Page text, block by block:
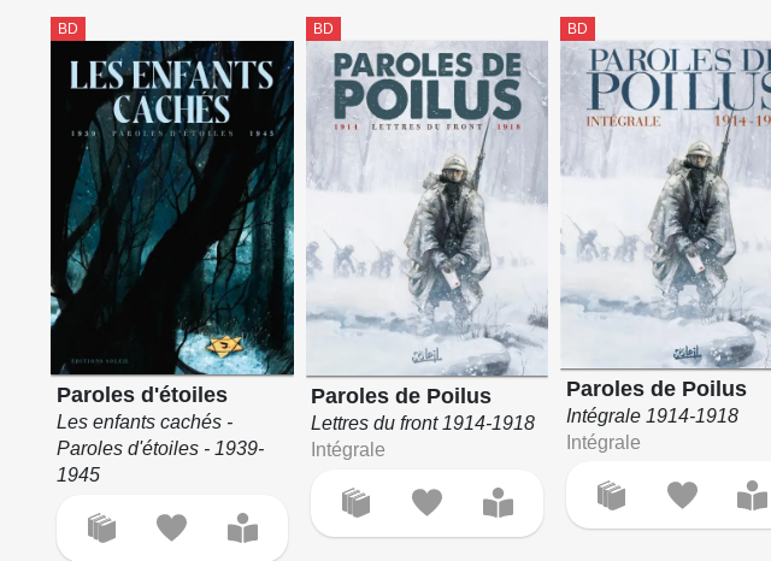
BD
Paroles d'étoiles
Les enfants cachés -
Paroles d'étoiles - 1939-
1945
BD
Paroles de Poilus
Lettres du front 1914-1918
Intégrale
BD
Paroles de Poilus
Intégrale 1914-1918
Intégrale